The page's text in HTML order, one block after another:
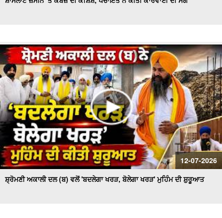
12-07-2026
ਸ਼੍ਰੋਮਣੀ ਅਕਾਲੀ ਦਲ (ਬ) ਵਲੋਂ 'ਬਦਲੇਗਾ ਖਰੜ, ਬੋਲੇਗਾ ਖਰੜ' ਮੁਹਿੰਮ ਦੀ ਸ਼ੁਰੂਆਤ